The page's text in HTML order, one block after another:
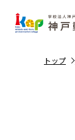
トップ